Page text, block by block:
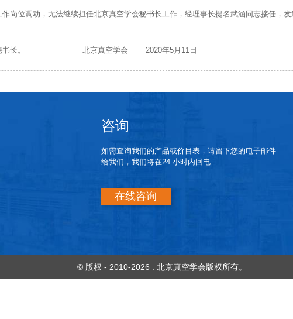
岗位调动，无法继续担任北京真空学会秘书长工作，经理事长提名武涵同志接任，
长。 北京真空学会 2020年5月11日
咨询
如需查询我们的产品或价目表，请留下您的电子邮件
给我们，我们将在24 小时内回电
在线咨询
© 版权 - 2010-2026 : 北京真空学会版权所有。